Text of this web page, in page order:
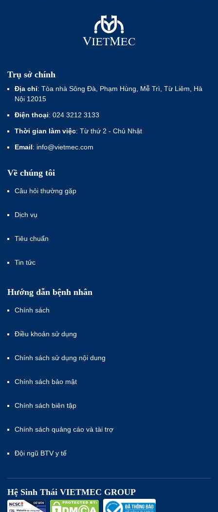
Trụ sở chính
Địa chỉ: Tòa nhà Sông Đà, Phạm Hùng, Mễ Trì, Từ Liêm, Hà
Nội 12015
Điện thoại: 024 3212 3133
Thời gian làm việc: Từ thứ 2 - Chủ Nhật
Email: info@vietmec.com
Về chúng tôi
Câu hỏi thường gặp
Dịch vụ
Tiêu chuẩn
Tin tức
Hướng dẫn bệnh nhân
Chính sách
Điều khoản sử dụng
Chính sách sử dụng nội dung
Chính sách bảo mật
Chính sách biên tập
Chính sách quảng cáo và tài trợ
Đội ngũ BTV y tế
Hệ Sinh Thái VIETMEC GROUP